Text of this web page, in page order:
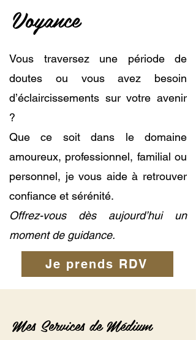
Voyance
Vous traversez une période de
doutes ou vous avez besoin
d’éclaircissements sur votre avenir
?
Que ce soit dans le domaine
amoureux, professionnel, familial ou
personnel, je vous aide à retrouver
confiance et sérénité.
Offrez-vous dès aujourd’hui un
moment de guidance.
Je prends RDV
Mes Services de Médium